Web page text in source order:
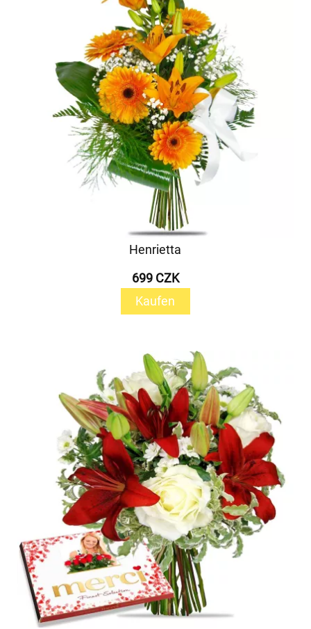
Henrietta
699 CZK
Kaufen